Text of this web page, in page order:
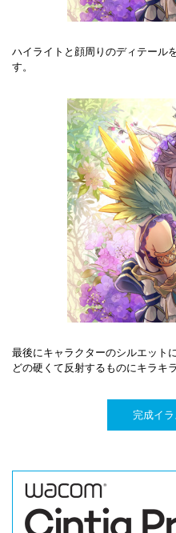
ハイライトと顔周りのディテール
す。
最後にキャラクターのシルエット
どの硬くて反射するものにキラキ
完成イ